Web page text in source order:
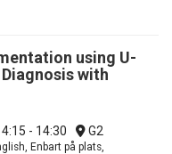
using U-
with
- 14:30 G2
Enbart på plats,